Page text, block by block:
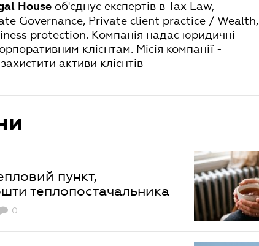
House об'єднує експертів в Tax Law,
Governance, Private client practice / Wealth,
protection. Компанія надає юридичні
клієнтам. Місія компанії -
активи клієнтів
пункт,
теплопостачальника
0